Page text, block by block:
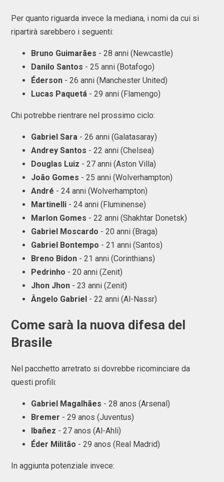
Per quanto riguarda invece la mediana, i nomi da cui si
ripartirà sarebbero i seguenti:
Bruno Guimarães - 28 anni (Newcastle)
Danilo Santos - 25 anni (Botafogo)
Éderson - 26 anni (Manchester United)
Lucas Paquetá - 29 anni (Flamengo)
Chi potrebbe rientrare nel prossimo ciclo:
Gabriel Sara - 26 anni (Galatasaray)
Andrey Santos - 22 anni (Chelsea)
Douglas Luiz - 27 anni (Aston Villa)
João Gomes - 25 anni (Wolverhampton)
André - 24 anni (Wolverhampton)
Martinelli - 24 anni (Fluminense)
Marlon Gomes - 22 anni (Shakhtar Donetsk)
Gabriel Moscardo - 20 anni (Braga)
Gabriel Bontempo - 21 anni (Santos)
Breno Bidon - 21 anni (Corinthians)
Pedrinho - 20 anni (Zenit)
Jhon Jhon - 23 anni (Zenit)
Ângelo Gabriel - 22 anni (Al-Nassr)
Come sarà la nuova difesa del
Brasile
Nel pacchetto arretrato si dovrebbe ricominciare da
questi profili:
Gabriel Magalhães - 28 anos (Arsenal)
Bremer - 29 anos (Juventus)
Ibañez - 27 anos (Al-Ahli)
Éder Militão - 29 anos (Real Madrid)
In aggiunta potenziale invece: